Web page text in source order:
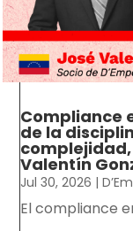
Compliance
de la
Valentín
Jul 30, 2026 |
El compliance